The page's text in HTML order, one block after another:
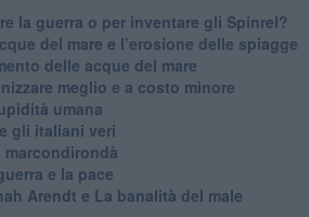
la guerra o per inventare gli Spinrel?
del mare e l’erosione delle spiagge
delle acque del mare
meglio e a costo minore
umana
gli italiani veri
e la pace
Arendt e La banalità del male